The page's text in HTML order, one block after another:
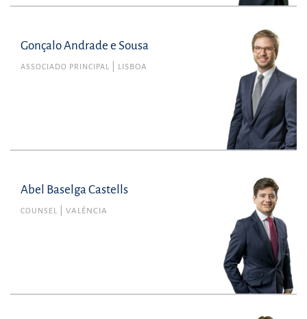
Gonçalo Andrade e Sousa
ASSOCIADO PRINCIPAL LISBOA
Abel Baselga Castells
COUNSEL VALÊNCIA